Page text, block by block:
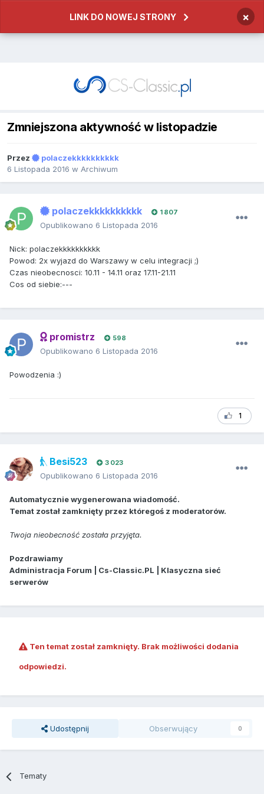
LINK DO NOWEJ STRONY ×
Zmniejszona aktywność w listopadzie
Przez
polaczekkkkkkkkkk
6 Listopada 2016 w Archiwum
polaczekkkkkkkkkk 1 807
Opublikowano 6 Listopada 2016
Nick: polaczekkkkkkkkkk
Powod: 2x wyjazd do Warszawy w celu integracji ;)
Czas nieobecnosci: 10.11 - 14.11 oraz 17.11-21.11
Cos od siebie:---
promistrz 598
Opublikowano 6 Listopada 2016
Powodzenia :)
1
Besi523 3 023
Opublikowano 6 Listopada 2016
Automatycznie wygenerowana wiadomość.
Temat został zamknięty przez któregoś z moderatorów.
Twoja nieobecność została przyjęta.
Pozdrawiamy
Administracja Forum | Cs-Classic.PL | Klasyczna sieć
serwerów
Ten temat został zamknięty. Brak możliwości dodania
odpowiedzi.
Udostępnij Obserwujący 0
Tematy